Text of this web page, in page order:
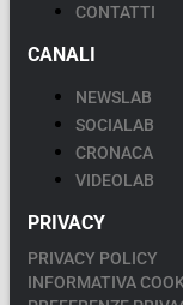
CONTATTI
CANALI
NEWSLAB
SOCIALAB
CRONACA
VIDEOLAB
PRIVACY
PRIVACY POLICY
INFORMATIVA